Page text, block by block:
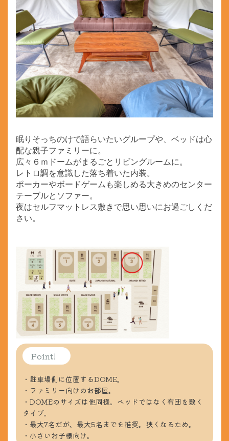
眠りそっちのけで語らいたいグループや、ベッドは心
配な親子ファミリーに。
広々６ｍドームがまるごとリビングルームに。
レトロ調を意識した落ち着いた内装。
ポーカーやボードゲームも楽しめる大きめのセンター
テーブルとソファー。
夜はセルフマットレス敷きで思い思いにお過ごしくだ
さい。
Point!
・駐車場側に位置するDOME。
・ファミリー向けのお部屋。
・DOMEのサイズは他同様。ベッドではなく布団を敷く
タイプ。
・最大7名だが、最大5名までを推奨。狭くなるため。
・小さいお子様向け。